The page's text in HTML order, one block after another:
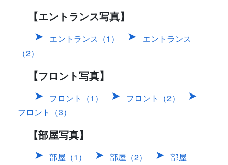
【エントランス写真】
エントランス（1）
エントランス
（2）
【フロント写真】
フロント（1）
フロント（2）
フロント（3）
【部屋写真】
部屋（1） 部屋（2）
部屋